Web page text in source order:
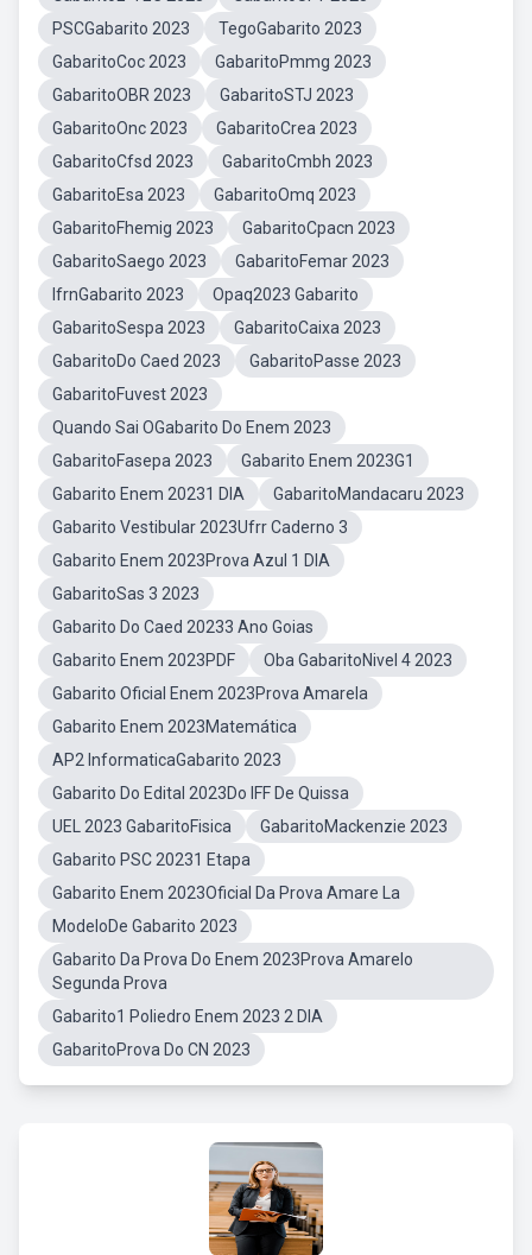
PSCGabarito 2023
TegoGabarito 2023
GabaritoCoc 2023
GabaritoPmmg 2023
GabaritoOBR 2023
GabaritoSTJ 2023
GabaritoOnc 2023
GabaritoCrea 2023
GabaritoCfsd 2023
GabaritoCmbh 2023
GabaritoEsa 2023
GabaritoOmq 2023
GabaritoFhemig 2023
GabaritoCpacn 2023
GabaritoSaego 2023
GabaritoFemar 2023
IfrnGabarito 2023
Opaq2023 Gabarito
GabaritoSespa 2023
GabaritoCaixa 2023
GabaritoDo Caed 2023
GabaritoPasse 2023
GabaritoFuvest 2023
Quando Sai OGabarito Do Enem 2023
GabaritoFasepa 2023
Gabarito Enem 2023G1
Gabarito Enem 20231 DIA
GabaritoMandacaru 2023
Gabarito Vestibular 2023Ufrr Caderno 3
Gabarito Enem 2023Prova Azul 1 DIA
GabaritoSas 3 2023
Gabarito Do Caed 20233 Ano Goias
Gabarito Enem 2023PDF
Oba GabaritoNivel 4 2023
Gabarito Oficial Enem 2023Prova Amarela
Gabarito Enem 2023Matemática
AP2 InformaticaGabarito 2023
Gabarito Do Edital 2023Do IFF De Quissa
UEL 2023 GabaritoFisica
GabaritoMackenzie 2023
Gabarito PSC 20231 Etapa
Gabarito Enem 2023Oficial Da Prova Amare La
ModeloDe Gabarito 2023
Gabarito Da Prova Do Enem 2023Prova Amarelo
Segunda Prova
Gabarito1 Poliedro Enem 2023 2 DIA
GabaritoProva Do CN 2023